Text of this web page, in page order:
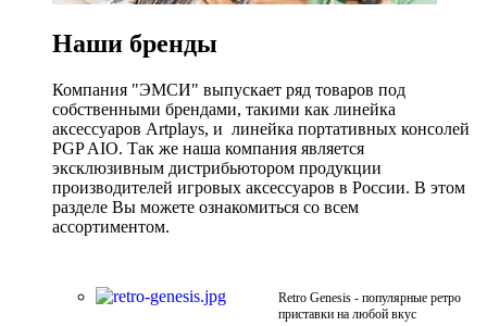
Наши бренды
Компания "ЭМСИ" выпускает ряд товаров под
собственными брендами, такими как линейка
аксессуаров Artplays, и линейка портативных консолей
PGP AIO. Так же наша компания является
эксклюзивным дистрибьютором продукции
производителей игровых аксессуаров в России. В этом
разделе Вы можете ознакомиться со всем
ассортиментом.
Retro Genesis - популярные ретро
приставки на любой вкус